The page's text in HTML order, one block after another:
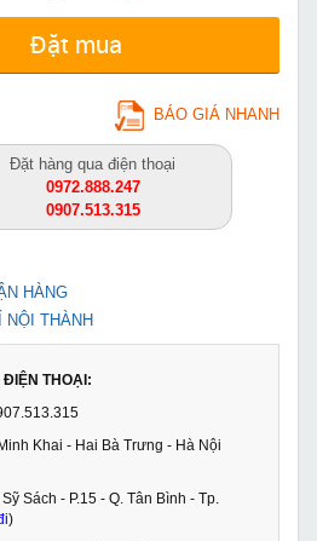
Đặt mua
BÁO GIÁ NHANH
Đặt hàng qua điện thoại
0972.888.247
0907.513.315
HÀNG
NỘI THÀNH
THOẠI:
Khai - Hai Bà Trưng - Hà Nội
Sách - P.15 - Q. Tân Bình - Tp.
)